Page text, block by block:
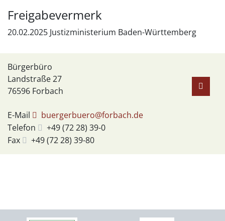
Freigabevermerk
20.02.2025 Justizministerium Baden-Württemberg
Bürgerbüro
Landstraße 27
76596 Forbach
E-Mail
buergerbuero@forbach.de
Telefon
+49 (7228) 39-0
Fax
+49 (7228) 39-80